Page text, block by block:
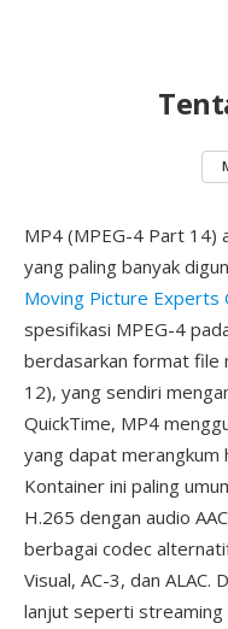
MP4 (MPEG-4 Part 14)
yang paling banyak
Moving Picture Experts
spesifikasi MPEG-4
berdasarkan format file
12), yang sendiri
QuickTime, MP4
yang dapat merangkum
Kontainer ini paling
H.265 dengan audio
berbagai codec
Visual, AC-3, dan
lanjut seperti streaming